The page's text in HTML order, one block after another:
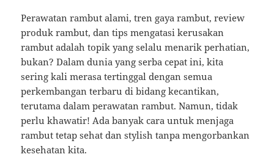
Perawatan rambut alami, tren gaya rambut, review
produk rambut, dan tips mengatasi kerusakan
rambut adalah topik yang selalu menarik perhatian,
bukan? Dalam dunia yang serba cepat ini, kita
sering kali merasa tertinggal dengan semua
perkembangan terbaru di bidang kecantikan,
terutama dalam perawatan rambut. Namun, tidak
perlu khawatir! Ada banyak cara untuk menjaga
rambut tetap sehat dan stylish tanpa mengorbankan
kesehatan kita.